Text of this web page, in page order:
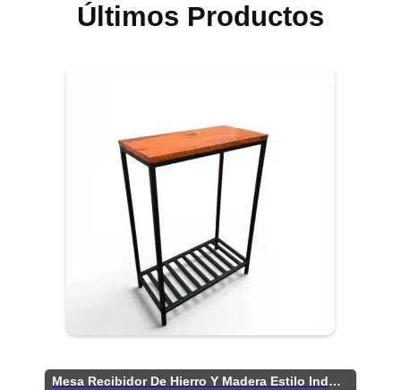
Últimos Productos
Mesa Recibidor De Hierro Y Madera Estilo Industrial